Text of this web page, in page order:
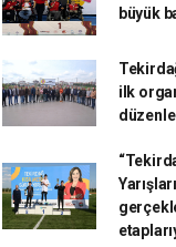
büyük
ilk